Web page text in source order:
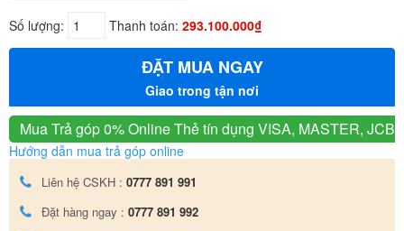
Số lượng: Thanh toán: 293.100.000₫
ĐẶT MUA NGAY
Giao trong tận nơi
Mua Trả góp 0% OnlineThẻ tín dụng VISA, MASTER, JCB
Hướng dẫn mua trả góp online
Liên hệ CSKH : 0777 891 991
Đặt hàng ngay : 0777 891 992